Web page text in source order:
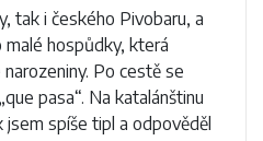
tak i českého Pivobaru, a
hospůdky, která
Po cestě se
pasa“. Na katalánštinu
spíše tipl a odpověděl